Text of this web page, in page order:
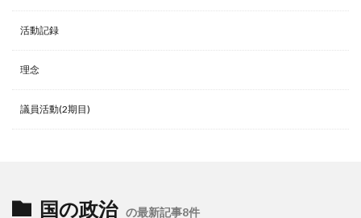
活動記録
理念
議員活動(2期目)
国の政治 の最新記事8件